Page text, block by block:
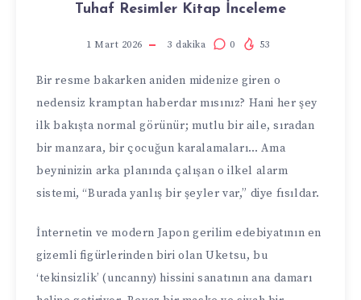
Tuhaf Resimler Kitap İnceleme
1 Mart 2026 3 dakika 0 53
Bir resme bakarken aniden midenize giren o
nedensiz kramptan haberdar mısınız? Hani her şey
ilk bakışta normal görünür; mutlu bir aile, sıradan
bir manzara, bir çocuğun karalamaları… Ama
beyninizin arka planında çalışan o ilkel alarm
sistemi, “Burada yanlış bir şeyler var,” diye fısıldar.
İnternetin ve modern Japon gerilim edebiyatının en
gizemli figürlerinden biri olan Uketsu, bu
‘tekinsizlik’ (uncanny) hissini sanatının ana damarı